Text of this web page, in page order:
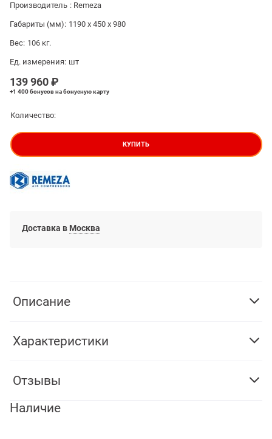
Производитель : Remeza
Габариты (мм): 1190 x 450 x 980
Вес: 106 кг.
Ед. измерения: шт
139 960 ₽
+1 400 бонусовна бонусную карту
Количество:
КУПИТЬ
Доставка в Москва
Описание
Характеристики
Отзывы
Наличие